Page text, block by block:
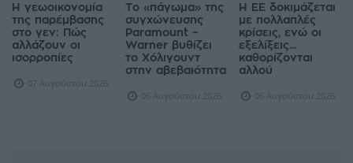
Η γεωοικονομία
της παρέμβασης
στο γεν: Πώς
αλλάζουν οι
ισορροπίες
07 Αυγούστου 2026
Το «πάγωμα» της
συγχώνευσης
Paramount –
Warner βυθίζει
το Χόλιγουντ
στην αβεβαιότητα
06 Αυγούστου 2026
Η ΕΕ δοκιμάζεται
με πολλαπλές
κρίσεις, ενώ οι
εξελίξεις...
καθορίζονται
αλλού
06 Αυγούστου 2026